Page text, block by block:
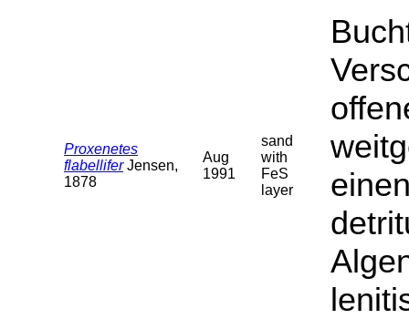
Proxenetes
flabelliferJensen,
1878
Aug
1991
sand
with
FeS
layer